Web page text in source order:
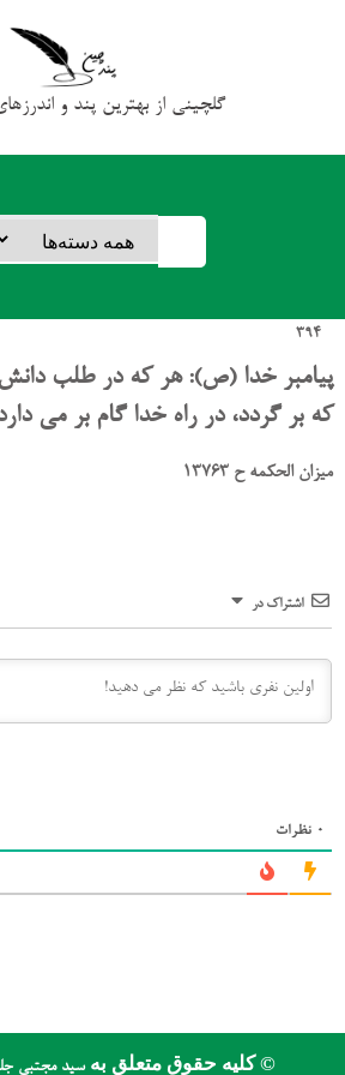
گلچینی از بهترین پند و
394
پیامبر خدا (ص): هر که در طلب دانش
که بر گردد، در راه خدا گام بر می
میزان الحکمه ح 13763
اشتراک در
0 نظرات
© کلیه حقوق متعلق بهسید مجتبی